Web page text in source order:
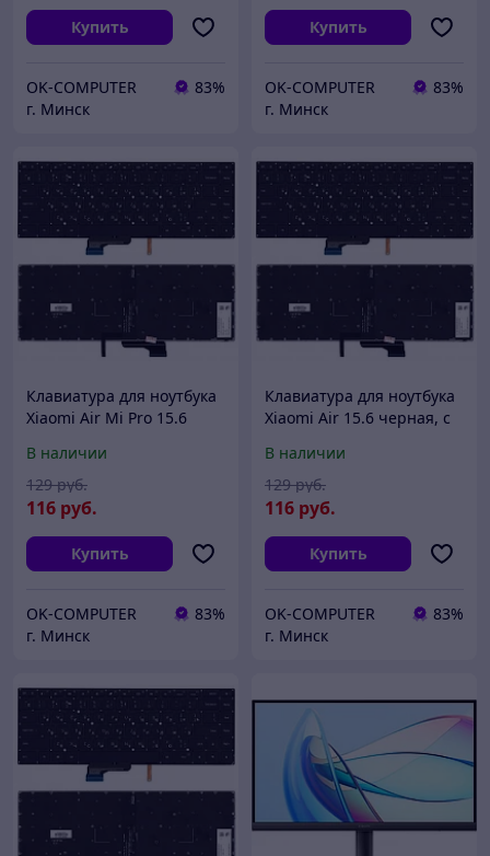
Купить
OK-COMPUTER
83%
г. Минск
Купить
OK-COMPUTER
83%
г. Минск
Клавиатура для ноутбука
Xiaomi Air Mi Pro 15.6
В наличии
116 руб.
129 руб.
Купить
OK-COMPUTER
83%
г. Минск
Клавиатура для ноутбука
Xiaomi Air 15.6 черная, с
В наличии
116 руб.
129 руб.
Купить
OK-COMPUTER
83%
г. Минск